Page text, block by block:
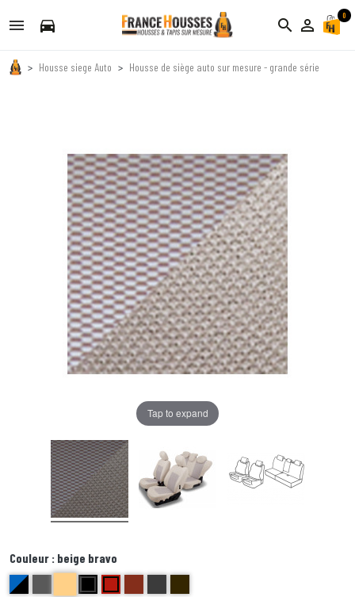
directions_car search person_outline
0
Housse siege Auto Housse de siège auto sur mesure - grande série
Tap to expand
Couleur : beige bravo
bleu et noir Delta
anthracite golf
beige bravo
noir centre gris bord noir foxtrot
Rouge ( bord noir) Echo